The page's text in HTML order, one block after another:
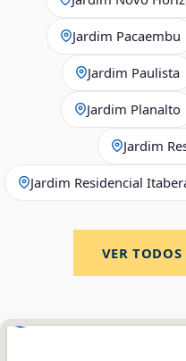
Jardim Pacaembu
Jardim Paulista
Jardim Planalto
Jardim
Jardim Residencial
VER TODOS